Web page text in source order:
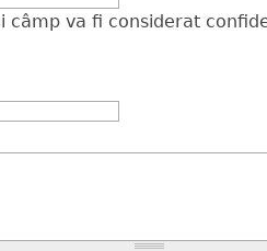
câmp va fi considerat